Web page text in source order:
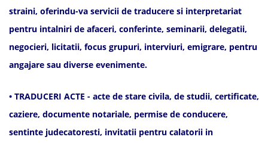
straini, oferindu-va servicii de traducere si interpretariat
pentru intalniri de afaceri, conferinte, seminarii, delegatii,
negocieri, licitatii, focus grupuri, interviuri, emigrare, pentru
angajare sau diverse evenimente.
• TRADUCERI ACTE - acte de stare civila, de studii, certificate,
caziere, documente notariale, permise de conducere,
sentinte judecatoresti, invitatii pentru calatorii in